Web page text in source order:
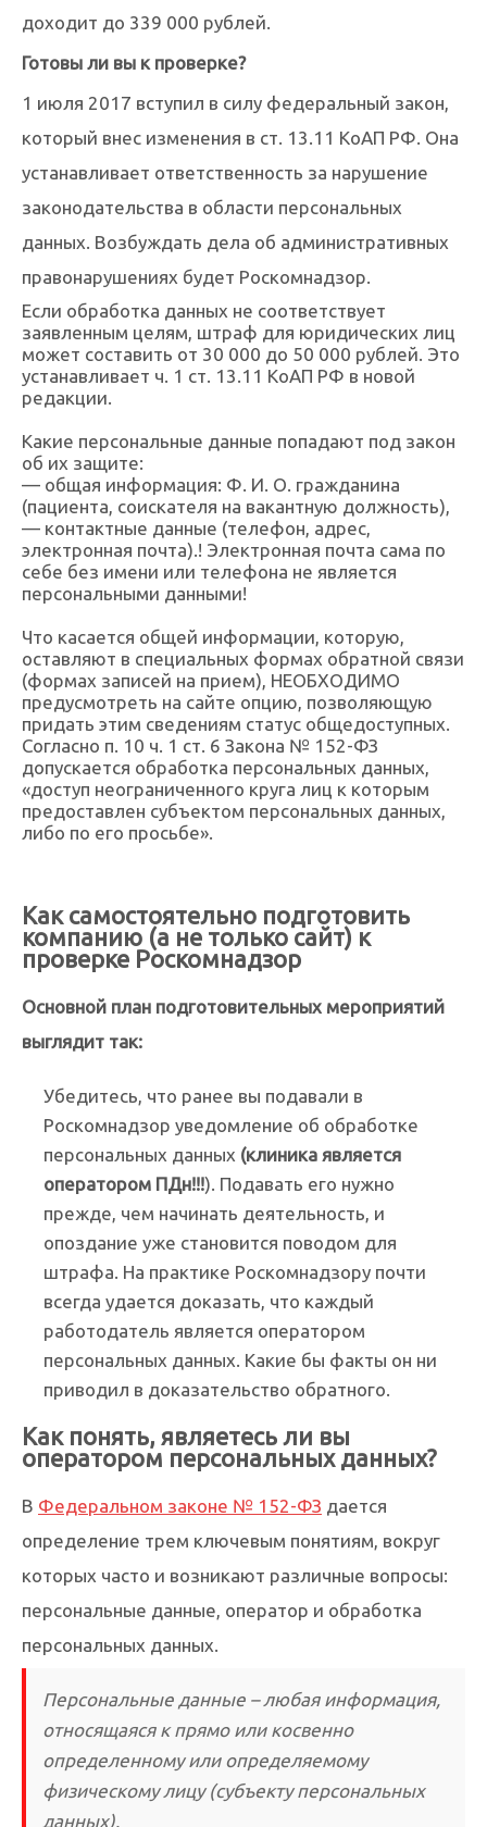
доходит до 339 000 рублей.
Готовы ли вы к проверке?
1 июля 2017 вступил в силу федеральный закон,
который внес изменения в ст. 13.11 КоАП РФ. Она
устанавливает ответственность за нарушение
законодательства в области персональных
данных. Возбуждать дела об административных
правонарушениях будет Роскомнадзор.
Если обработка данных не соответствует
заявленным целям, штраф для юридических лиц
может составить от 30 000 до 50 000 рублей. Это
устанавливает ч. 1 ст. 13.11 КоАП РФ в новой
редакции.
Какие персональные данные попадают под закон
об их защите:
— общая информация: Ф. И. О. гражданина
(пациента, соискателя на вакантную должность),
— контактные данные (телефон, адрес,
электронная почта).! Электронная почта сама по
себе без имени или телефона не является
персональными данными!
Что касается общей информации, которую,
оставляют в специальных формах обратной связи
(формах записей на прием), НЕОБХОДИМО
предусмотреть на сайте опцию, позволяющую
придать этим сведениям статус общедоступных.
Согласно п. 10 ч. 1 ст. 6 Закона № 152-ФЗ
допускается обработка персональных данных,
«доступ неограниченного круга лиц к которым
предоставлен субъектом персональных данных,
либо по его просьбе».
Как самостоятельно подготовить
компанию (а не только сайт) к
проверке Роскомнадзор
Основной план подготовительных мероприятий
выглядит так:
Убедитесь, что ранее вы подавали в
Роскомнадзор уведомление об обработке
персональных данных (клиника является
оператором ПДн!!!). Подавать его нужно
прежде, чем начинать деятельность, и
опоздание уже становится поводом для
штрафа. На практике Роскомнадзору почти
всегда удается доказать, что каждый
работодатель является оператором
персональных данных. Какие бы факты он ни
приводил в доказательство обратного.
Как понять, являетесь ли вы
оператором персональных данных?
В Федеральном законе № 152-ФЗ дается
определение трем ключевым понятиям, вокруг
которых часто и возникают различные вопросы:
персональные данные, оператор и обработка
персональных данных.
Персональные данные – любая информация,
относящаяся к прямо или косвенно
определенному или определяемому
физическому лицу (субъекту персональных
данных).